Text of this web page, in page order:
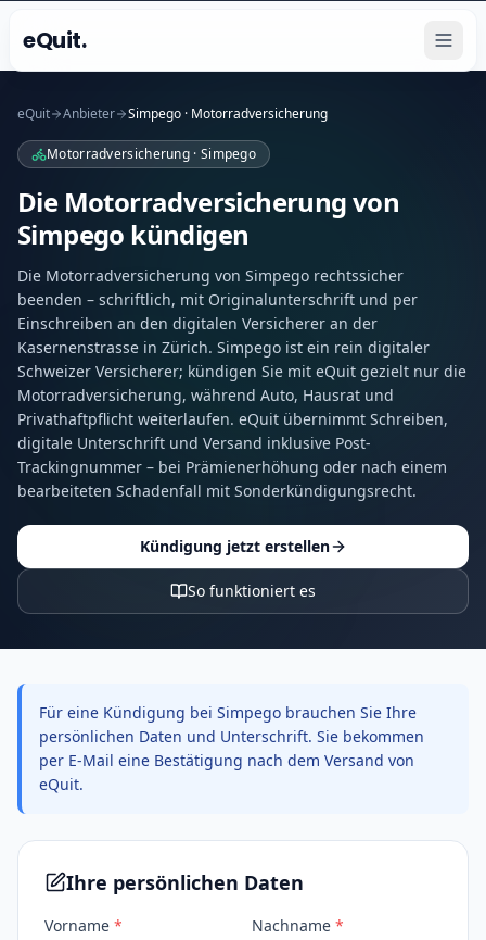
eQuit.
eQuit Anbieter Simpego · Motorradversicherung
Motorradversicherung · Simpego
Die Motorradversicherung von
Simpego kündigen
Die Motorradversicherung von Simpego rechtssicher
beenden – schriftlich, mit Originalunterschrift und per
Einschreiben an den digitalen Versicherer an der
Kasernenstrasse in Zürich. Simpego ist ein rein digitaler
Schweizer Versicherer; kündigen Sie mit eQuit gezielt nur die
Motorradversicherung, während Auto, Hausrat und
Privathaftpflicht weiterlaufen. eQuit übernimmt Schreiben,
digitale Unterschrift und Versand inklusive Post-
Trackingnummer – bei Prämienerhöhung oder nach einem
bearbeiteten Schadenfall mit Sonderkündigungsrecht.
Kündigung jetzt erstellen
So funktioniert es
Für eine Kündigung bei Simpego brauchen Sie Ihre
persönlichen Daten und Unterschrift. Sie bekommen
per E-Mail eine Bestätigung nach dem Versand von
eQuit.
Ihre persönlichen Daten
Vorname * Nachname *